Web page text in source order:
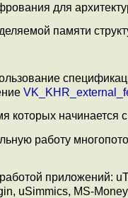
для
памяти
которых начинается
работу
приложений:
uSimmics, MS-